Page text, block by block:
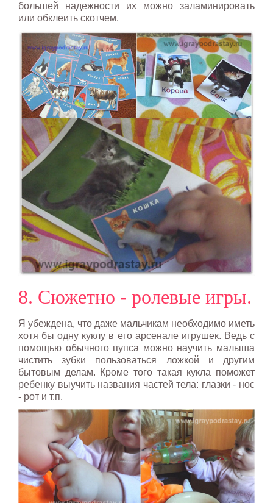
большей надежности их можно заламинировать
или обклеить скотчем.
8. Сюжетно - ролевые игры.
Я убеждена, что даже мальчикам необходимо иметь
хотя бы одну куклу в его арсенале игрушек. Ведь с
помощью обычного пупса можно научить малыша
чистить зубки пользоваться ложкой и другим
бытовым делам. Кроме того такая кукла поможет
ребенку выучить названия частей тела: глазки - нос
- рот и т.п.